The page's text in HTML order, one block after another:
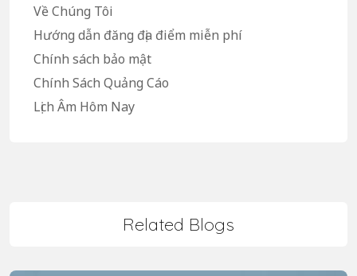
Về Chúng Tôi
Hướng dẫn đăng địa điểm miễn phí
Chính sách bảo mật
Chính Sách Quảng Cáo
Lịch Âm Hôm Nay
Related Blogs